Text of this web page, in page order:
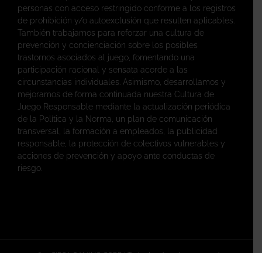
personas con acceso restringido conforme a los registros
de prohibición y/o autoexclusión que resulten aplicables.
También trabajamos para reforzar una cultura de
prevención y concienciación sobre los posibles
trastornos asociados al juego, fomentando una
participación racional y sensata acorde a las
circunstancias individuales. Asimismo, desarrollamos y
mejoramos de forma continuada nuestra Cultura de
Juego Responsable mediante la actualización periódica
de la Política y la Norma, un plan de comunicación
transversal, la formación a empleados, la publicidad
responsable, la protección de colectivos vulnerables y
acciones de prevención y apoyo ante conductas de
riesgo.